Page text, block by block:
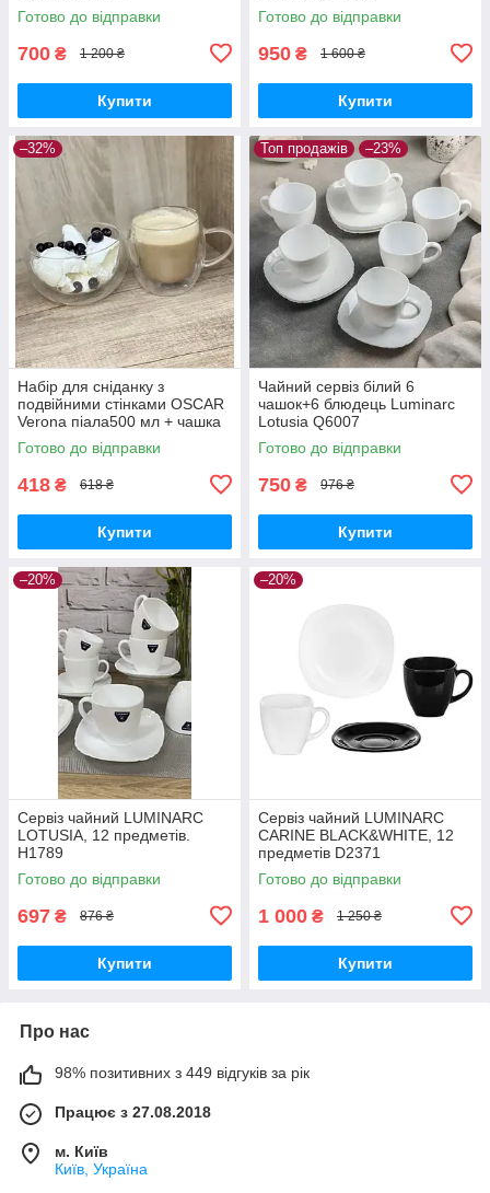
Готово до відправки
700 ₴ 1 200 ₴
Купити
Готово до відправки
950 ₴ 1 600 ₴
Купити
–32%
Набір для сніданку з
подвійними стінками OSCAR
Verona піала500 мл + чашка
300 мл OSR-0002/500-300 s
Готово до відправки
418 ₴ 618 ₴
Купити
Топ продажів –23%
Чайний сервіз білий 6
чашок+6 блюдець Luminarc
Lotusia Q6007
Готово до відправки
750 ₴ 976 ₴
Купити
–20%
Сервіз чайний LUMINARC
LOTUSIA, 12 предметів.
H1789
Готово до відправки
697 ₴ 876 ₴
Купити
–20%
Сервіз чайний LUMINARC
CARINE BLACK&WHITE, 12
предметів D2371
Готово до відправки
1 000 ₴ 1 250 ₴
Купити
Про нас
98% позитивних з 449 відгуків за рік
Працює з 27.08.2018
м. Київ
Київ, Україна